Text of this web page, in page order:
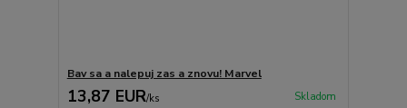
Bav sa a nalepuj zas a znovu! Marvel
13,87 EUR/ks Skladom